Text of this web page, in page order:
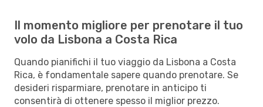
Il momento migliore per prenotare il tuo
volo da Lisbona a Costa Rica
Quando pianifichi il tuo viaggio da Lisbona a Costa
Rica, è fondamentale sapere quando prenotare. Se
desideri risparmiare, prenotare in anticipo ti
consentirà di ottenere spesso il miglior prezzo.